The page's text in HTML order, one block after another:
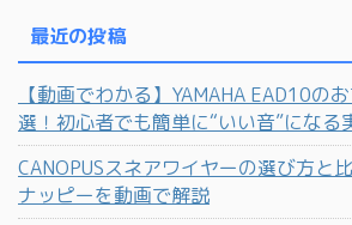
最近の投稿
【動画でわかる】YAMAHA EAD10の
選！初心者でも簡単に“いい音”になる
CANOPUSスネアワイヤーの選び方と
ナッピーを動画で解説